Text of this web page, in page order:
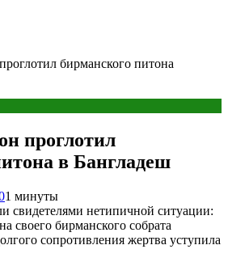
бирманского питона
проглотил
в Бангладеш
1 минуты
свидетелями нетипичной ситуации:
своего бирманского собрата
сопротивления жертва уступила